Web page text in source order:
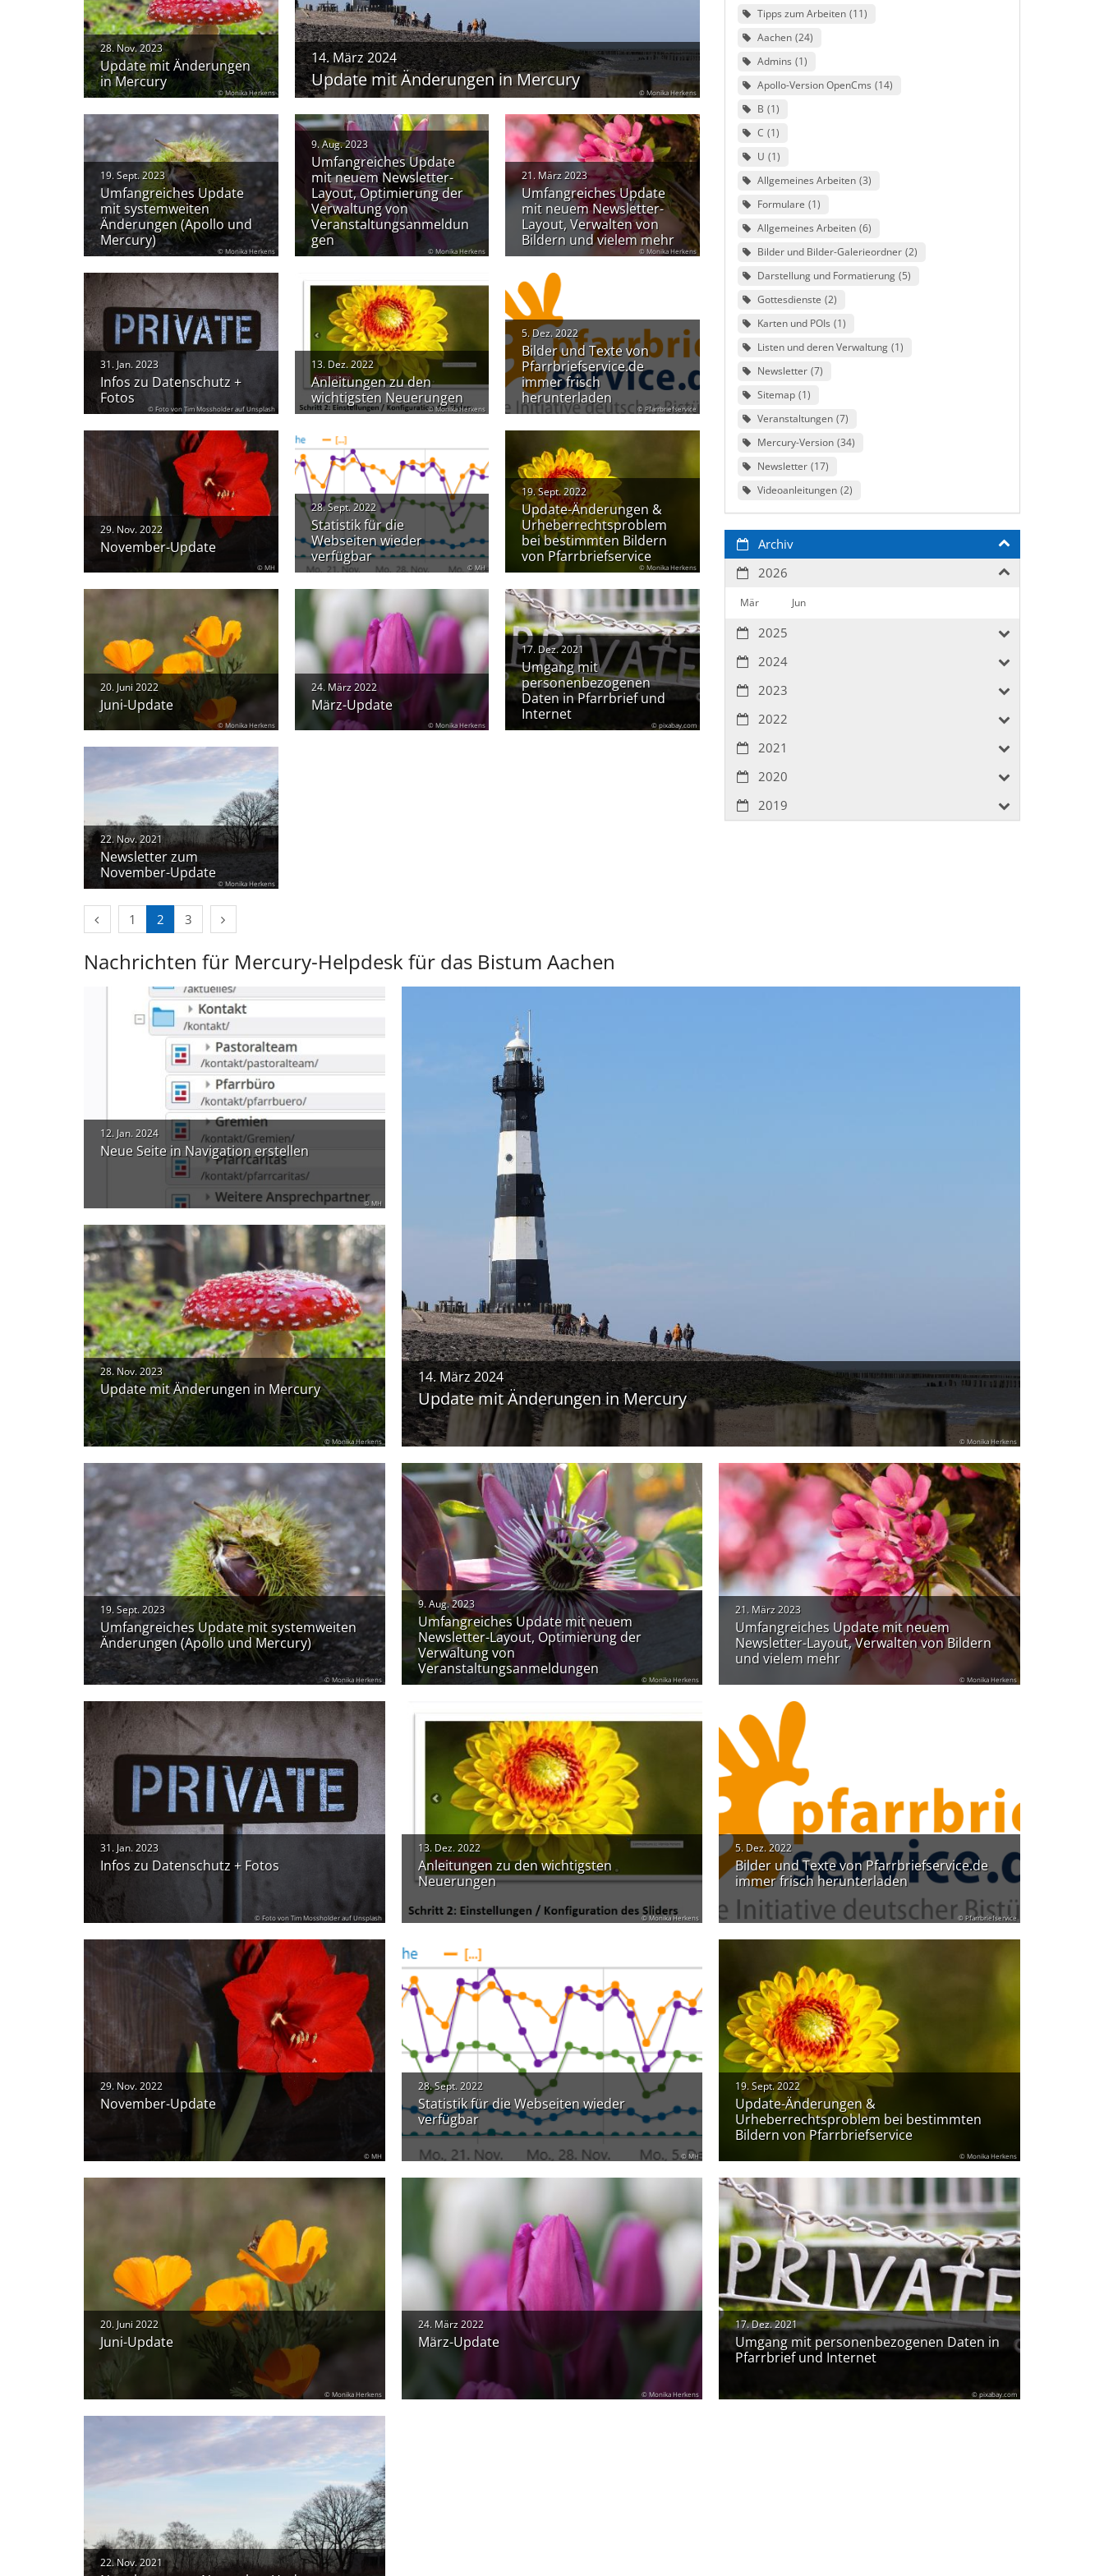
14. März 2024
Update mit Änderungen in Mercury
© Monika Herkens
28. Nov. 2023
Update mit Änderungen
in Mercury
© Monika Herkens
19. Sept. 2023
Umfangreiches Update
mit systemweiten
Änderungen (Apollo und
Mercury)
© Monika Herkens
9. Aug. 2023
Umfangreiches Update
mit neuem Newsletter-
Layout, Optimierung der
Verwaltung von
Veranstaltungsanmeldun
gen
© Monika Herkens
21. März 2023
Umfangreiches Update
mit neuem Newsletter-
Layout, Verwalten von
Bildern und vielem mehr
© Monika Herkens
31. Jan. 2023
Infos zu Datenschutz +
Fotos
© Foto von Tim Mossholder auf Unsplash
13. Dez. 2022
Anleitungen zu den
wichtigsten Neuerungen
© Monika Herkens
5. Dez. 2022
Bilder und Texte von
Pfarrbriefservice.de
immer frisch
herunterladen
© Pfarrbriefservice
29. Nov. 2022
November-Update
© MH
28. Sept. 2022
Statistik für die
Webseiten wieder
verfügbar
© MH
19. Sept. 2022
Update-Änderungen &
Urheberrechtsproblem
bei bestimmten Bildern
von Pfarrbriefservice
© Monika Herkens
20. Juni 2022
Juni-Update
© Monika Herkens
24. März 2022
März-Update
© Monika Herkens
17. Dez. 2021
Umgang mit
personenbezogenen
Daten in Pfarrbrief und
Internet
© pixabay.com
22. Nov. 2021
Newsletter zum
November-Update
© Monika Herkens
Vorherige Seite
1 2 3 Nächste Seite
Tipps zum Arbeiten 11
Aachen 24
Admins 1
Apollo-Version OpenCms 14
B 1
C 1
U 1
Allgemeines Arbeiten 3
Formulare 1
Allgemeines Arbeiten 6
Bilder und Bilder-Galerieordner 2
Darstellung und Formatierung 5
Gottesdienste 2
Karten und POIs 1
Listen und deren Verwaltung 1
Newsletter 7
Sitemap 1
Veranstaltungen 7
Mercury-Version 34
Newsletter 17
Videoanleitungen 2
Archiv
2026
Mär Jun
2025
2024
2023
2022
2021
2020
2019
Nachrichten für Mercury-Helpdesk für das Bistum Aachen
14. März 2024
Update mit Änderungen in Mercury
© Monika Herkens
12. Jan. 2024
Neue Seite in Navigation erstellen
© MH
28. Nov. 2023
Update mit Änderungen in Mercury
© Monika Herkens
19. Sept. 2023
Umfangreiches Update mit systemweiten
Änderungen (Apollo und Mercury)
© Monika Herkens
9. Aug. 2023
Umfangreiches Update mit neuem
Newsletter-Layout, Optimierung der
Verwaltung von
Veranstaltungsanmeldungen
© Monika Herkens
21. März 2023
Umfangreiches Update mit neuem
Newsletter-Layout, Verwalten von Bildern
und vielem mehr
© Monika Herkens
31. Jan. 2023
Infos zu Datenschutz + Fotos
© Foto von Tim Mossholder auf Unsplash
13. Dez. 2022
Anleitungen zu den wichtigsten
Neuerungen
© Monika Herkens
5. Dez. 2022
Bilder und Texte von Pfarrbriefservice.de
immer frisch herunterladen
© Pfarrbriefservice
29. Nov. 2022
November-Update
© MH
28. Sept. 2022
Statistik für die Webseiten wieder
verfügbar
© MH
19. Sept. 2022
Update-Änderungen &
Urheberrechtsproblem bei bestimmten
Bildern von Pfarrbriefservice
© Monika Herkens
20. Juni 2022
Juni-Update
© Monika Herkens
24. März 2022
März-Update
© Monika Herkens
17. Dez. 2021
Umgang mit personenbezogenen Daten in
Pfarrbrief und Internet
© pixabay.com
22. Nov. 2021